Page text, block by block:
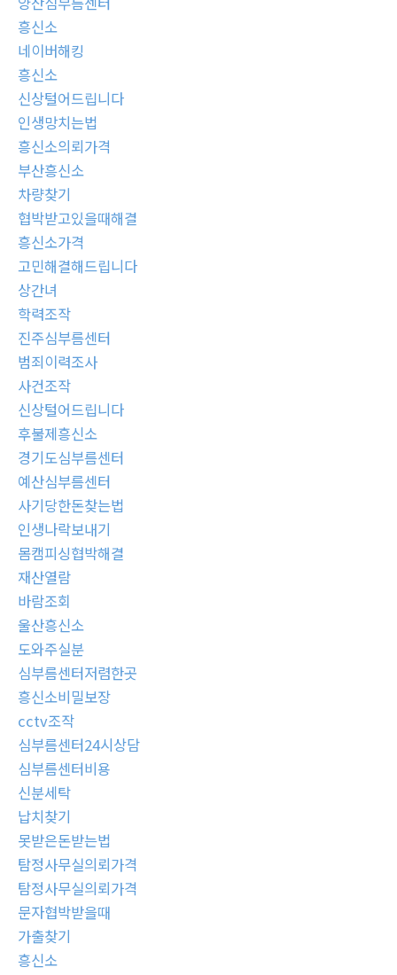
흥신소
네이버해킹
흥신소
신상털어드립니다
인생망치는법
흥신소의뢰가격
부산흥신소
차량찾기
협박받고있을때해결
흥신소가격
고민해결해드립니다
상간녀
학력조작
진주심부름센터
범죄이력조사
사건조작
신상털어드립니다
후불제흥신소
경기도심부름센터
예산심부름센터
사기당한돈찾는법
인생나락보내기
몸캠피싱협박해결
재산열람
바람조회
울산흥신소
도와주실분
심부름센터저렴한곳
흥신소비밀보장
cctv조작
심부름센터24시상담
심부름센터비용
신분세탁
납치찾기
못받은돈받는법
탐정사무실의뢰가격
탐정사무실의뢰가격
문자협박받을때
가출찾기
흥신소